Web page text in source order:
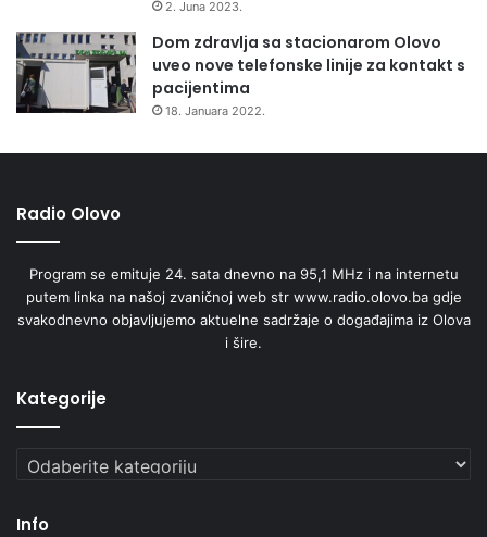
2. Juna 2023.
Dom zdravlja sa stacionarom Olovo
uveo nove telefonske linije za kontakt s
pacijentima
18. Januara 2022.
Radio Olovo
Program se emituje 24. sata dnevno na 95,1 MHz i na internetu
putem linka na našoj zvaničnoj web str www.radio.olovo.ba gdje
svakodnevno objavljujemo aktuelne sadržaje o događajima iz Olova
i šire.
Kategorije
Kategorije
Info